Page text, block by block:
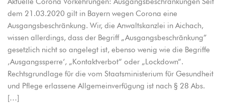
dem 21.03.2020 gilt in Bayern wegen Corona eine
Ausgangsbeschränkung. Wir, die Anwaltskanzlei in Aichach,
wissen allerdings, dass der Begriff „Ausgangsbeschränkung”
gesetzlich nicht so angelegt ist, ebenso wenig wie die Begriffe
‚Ausgangssperre‘, „Kontaktverbot“ oder „Lockdown“.
Rechtsgrundlage für die vom Staatsministerium für Gesundheit
und Pflege erlassene Allgemeinverfügung ist nach § 28 Abs.
[…]